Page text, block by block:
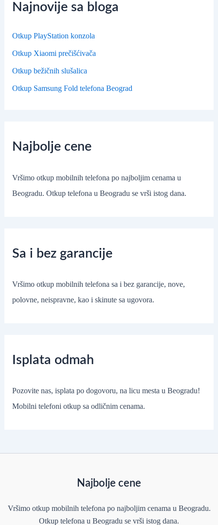
Najnovije sa bloga
Otkup PlayStation konzola
Otkup Xiaomi prečišćivača
Otkup bežičnih slušalica
Otkup Samsung Fold telefona Beograd
Najbolje cene
Vršimo otkup mobilnih telefona po najboljim cenama u
Beogradu. Otkup telefona u Beogradu se vrši istog dana.
Sa i bez garancije
Vršimo otkup mobilnih telefona sa i bez garancije, nove,
polovne, neispravne, kao i skinute sa ugovora.
Isplata odmah
Pozovite nas, isplata po dogovoru, na licu mesta u Beogradu!
Mobilni telefoni otkup sa odličnim cenama.
Najbolje cene
Vršimo otkup mobilnih telefona po najboljim cenama u Beogradu.
Otkup telefona u Beogradu se vrši istog dana.